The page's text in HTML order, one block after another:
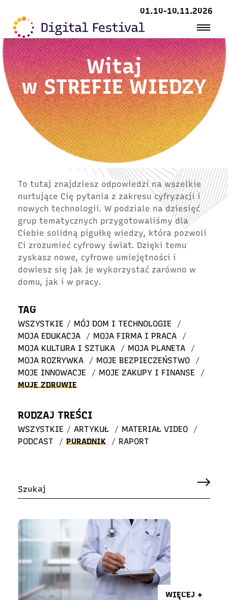
01.10-10.11.2026
Witaj
wSTREFIE WIEDZY
To tutaj znajdziesz odpowiedzi na wszelkie
nurtujące Cię pytania z zakresu cyfryzacji i
nowych technologii. W podziale na dziesięć
grup tematycznych przygotowaliśmy dla
Ciebie solidną pigułkę wiedzy, która pozwoli
Ci zrozumieć cyfrowy świat. Dzięki temu
zyskasz nowe, cyfrowe umiejętności i
dowiesz się jak je wykorzystać zarówno w
domu, jak i w pracy.
TAG
WSZYSTKIE / MÓJ DOM I TECHNOLOGIE
/
MOJA EDUKACJA
/ MOJA FIRMA I PRACA
/
MOJA KULTURA I SZTUKA
/ MOJA PLANETA
/
MOJA ROZRYWKA
/ MOJE BEZPIECZEŃSTWO
/
MOJE INNOWACJE
/ MOJE ZAKUPY I FINANSE
/
MOJE ZDROWIE
RODZAJ TREŚCI
WSZYSTKIE / ARTYKUŁ / MATERIAŁ VIDEO
/
PODCAST
/ PORADNIK / RAPORT
WIĘCEJ +